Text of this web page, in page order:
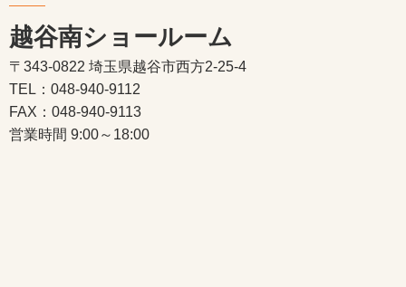
越谷南ショールーム
〒343-0822 埼玉県越谷市西方2-25-4
TEL：048-940-9112
FAX：048-940-9113
営業時間 9:00～18:00